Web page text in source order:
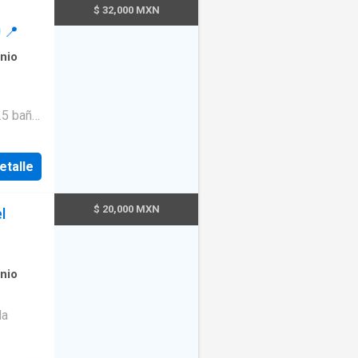
$ 32,000 MXN
$ 20,000 MXN